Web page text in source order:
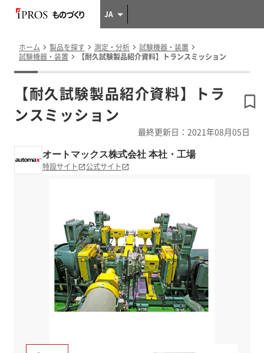
JA
ホーム 製品を探す 測定・分析
試験機器・装置
試験機器・装置
【耐久試験製品紹介資料】トランスミッション
【耐久試験製品紹介資料】トラ
ンスミッション
最終更新日：2021年08月05日
オートマックス株式会社 本社・工場
特設サイト 公式サイト